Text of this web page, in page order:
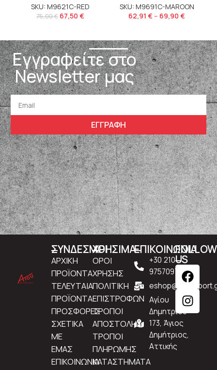
SKU: M9621C-RED
75,00€ 67,50 €
SKU: M9691C-MAROON
62,91 € – 69,90 €
Εγγραφείτε στο
Newsletter μας
ΕΓΓΡΑΦΗ
ΣΥΝΔΕΣΜΟΙ
ΑΡΧΙΚΗ
ΠΡΟΪΟΝΤΑ
ΤΕΛΕΥΤΑΙΑ
ΠΡΟΪΟΝΤΑ
ΠΡΟΣΦΟΡΕΣ
ΣΧΕΤΙΚΑ
ΜΕ
ΕΜΑΣ
ΕΠΙΚΟΙΝΩΝΙΑ
ΧΡΗΣΙΜΑ
ΟΡΟΙ
ΧΡΗΣΗΣ
ΠΟΛΙΤΙΚΗ
ΕΠΙΣΤΡΟΦΩΝ
ΤΡΟΠΟΙ
ΑΠΟΣΤΟΛΗΣ
ΤΡΟΠΟΙ
ΠΛΗΡΩΜΗΣ
ΚΑΤΑΣΤΗΜΑΤΑ
ΕΠΙΚΟΙΝΩΝΙΑ
+30 210
9757097
Αγίου
Δημητρίου
173, Άγιος
Δημήτριος,
Αττικής
FOLLOW
US